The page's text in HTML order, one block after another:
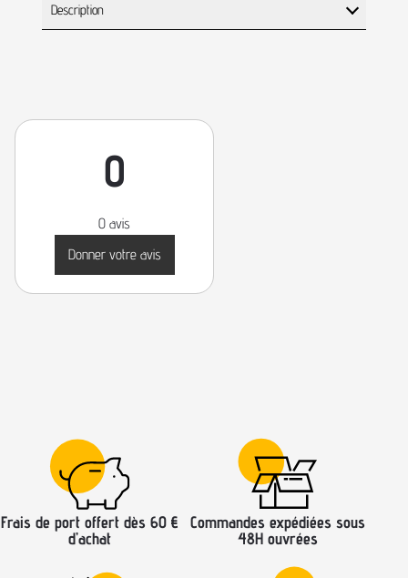
Description
0
0 avis
Donner votre avis
Frais de port offert dès 60 €
d’achat
Commandes expédiées sous
48H ouvrées